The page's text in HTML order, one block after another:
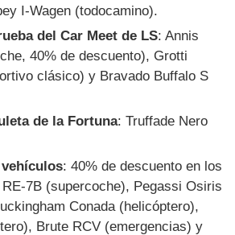
I-Wagen (todocamino).
del Car Meet de LS: Annis
40% de descuento), Grotti
clásico) y Bravado Buffalo S
de la Fortuna: Truffade Nero
: 40% de descuento en los
7B (supercoche), Pegassi Osiris
Conada (helicóptero),
Brute RCV (emergencias) y